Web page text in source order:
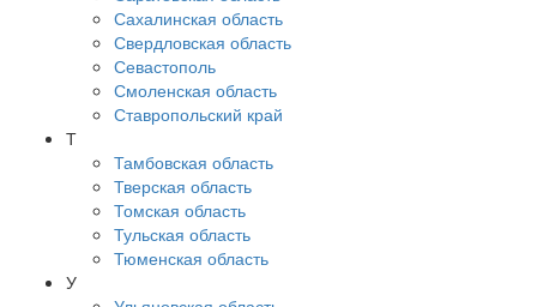
Сахалинская область
Свердловская область
Севастополь
Смоленская область
Ставропольский край
Т
Тамбовская область
Тверская область
Томская область
Тульская область
Тюменская область
У